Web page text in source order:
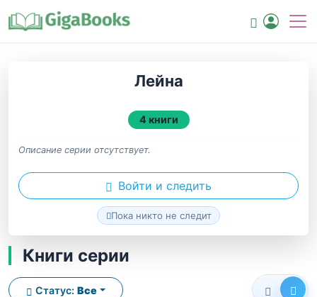
Лейна
4 книги
Описание серии отсутствует.
Войти и следить
Пока никто не следит
Книги серии
Статус: Все